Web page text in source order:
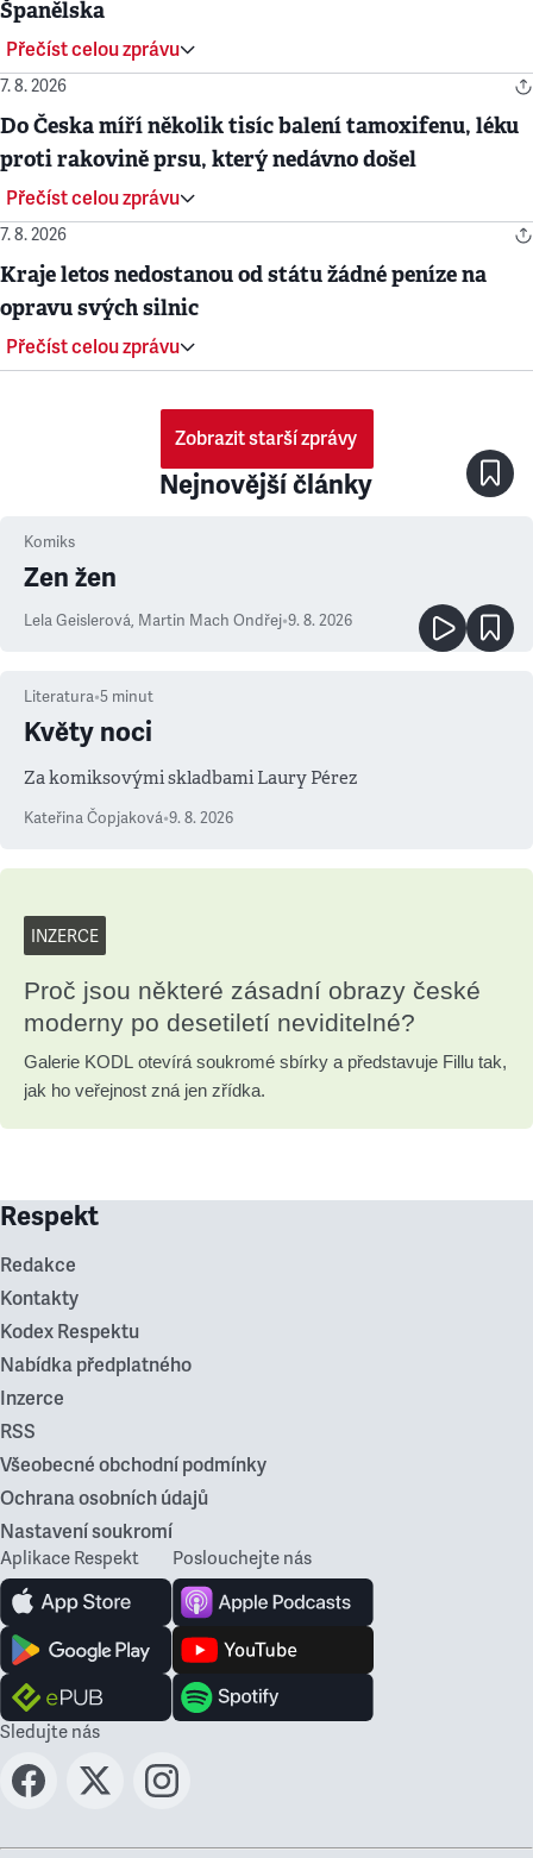
Španělska
Přečíst celou zprávu
7. 8. 2026
Do Česka míří několik tisíc balení tamoxifenu, léku
proti rakovině prsu, který nedávno došel
Přečíst celou zprávu
7. 8. 2026
Kraje letos nedostanou od státu žádné peníze na
opravu svých silnic
Přečíst celou zprávu
Zobrazit starší zprávy
Nejnovější články
Komiks
Zen žen
Lela Geislerová, Martin Mach Ondřej•9. 8. 2026
Literatura•5 minut
Květy noci
Za komiksovými skladbami Laury Pérez
Kateřina Čopjaková•9. 8. 2026
INZERCE
Proč jsou některé zásadní obrazy české
moderny po desetiletí neviditelné?
Galerie KODL otevírá soukromé sbírky a představuje Fillu tak,
jak ho veřejnost zná jen zřídka.
Respekt
Redakce
Kontakty
Kodex Respektu
Nabídka předplatného
Inzerce
RSS
Všeobecné obchodní podmínky
Ochrana osobních údajů
Nastavení soukromí
Aplikace Respekt Poslouchejte nás
Sledujte nás